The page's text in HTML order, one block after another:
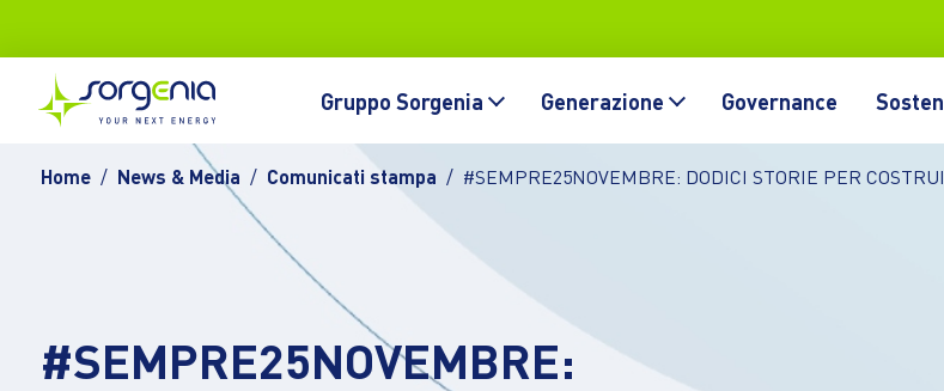
Main navigation
Gruppo Sorgenia Generazione Governance
Home News & Media Comunicati stampa #SEMPRE25NOVEMBRE: DODICI STORIE PER
#SEMPRE25NOVEMBRE: